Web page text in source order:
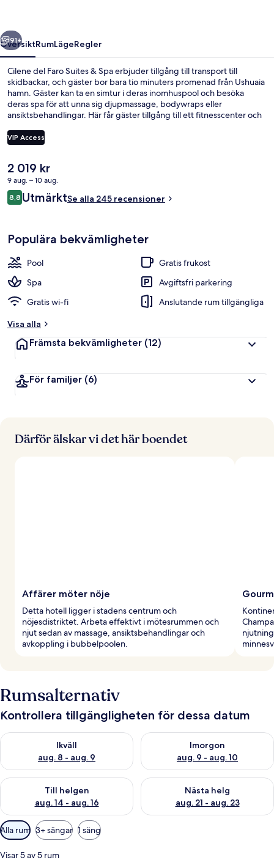
Nästa
91+
ÖversiktRumLägeRegler
Cilene del Faro Suites & Spa erbjuder tillgång till transport till
skidbackar, och gäster bor bara tio minuters promenad från Ushuaia
hamn. Gäster kan ta en simtur i deras inomhuspool och besöka
deras spa för att unna sig djupmassage, bodywraps eller
ansiktsbehandlingar. Här får gäster tillgång till ett fitnesscenter och
Här får du dessutom tillgång till skidpass och skidförvaring. Andra
resenärer uppskattar den hjälpsamma personalen.
VIP Access
Det
nuvarande
priset
är
2 019 kr
9 aug. – 10 aug.
Recensioner
8,88,8 av 10,
UtmärktSe alla 245 recensioner
Populära bekvämligheter
Pool
Gratis frukost
Spa
Avgiftsfri parkering
Gratis wi-fi
Anslutande rum tillgängliga
Visa alla
Främsta bekvämligheter (12)
För familjer (6)
Därför älskar vi det här boendet
Affärer möter nöje
Detta hotell ligger i stadens centrum och
nöjesdistriktet. Arbeta effektivt i mötesrummen och
njut sedan av massage, ansiktsbehandlingar och
avkoppling i bubbelpoolen.
Rumsalternativ
Kontrollera tillgängligheten för dessa datum
Ikväll
aug. 8 - aug. 9
Kontrollera tillgängligheten för ikväll aug. 8 - aug. 9
Imorgon
aug. 9 - aug. 10
Kontrollera tillgängligheten
Till helgen
aug. 14 - aug. 16
Kontrollera tillgängligheten för den här helgen aug. 14 - aug.
Nästa helg
aug. 21 - aug. 23
Kontrollera tillgängligheten
Tillgängliga
filter
för
Alla rum 3+ sängar 1 säng
Visar 5 av 5 rum